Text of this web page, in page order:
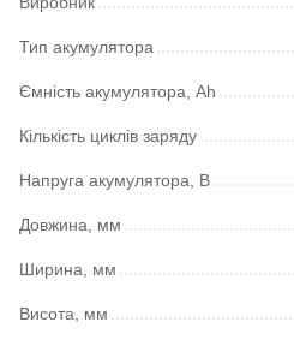
Тип акумулятора
Ємність акумулятора, Ah
Кількість циклів заряду
Напруга акумулятора, В
Довжина, мм
Ширина, мм
Висота, мм